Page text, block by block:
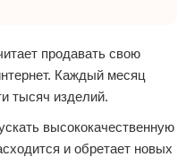
продавать свою
Каждый месяц
тысяч изделий.
высококачественную
и обретает новых